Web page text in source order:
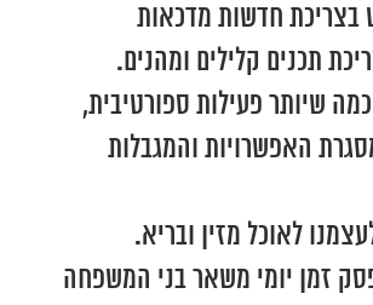
בצריכת חדשות מדכאות
תכנים קלילים ומהנים.
שיותר פעילות ספורטיבית,
האפשרויות והמגבלות
לאוכל מזין ובריא.
זמן יומי משאר בני המשפחה